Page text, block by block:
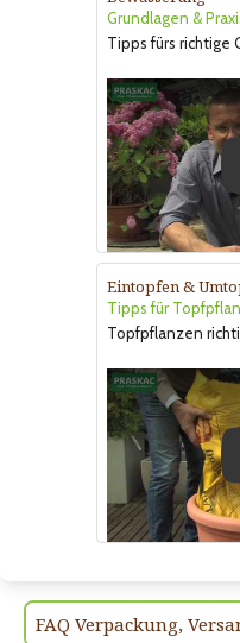
Grundlagen &
Tipps fürs richtige
Eintopfen &
Tipps für
Topfpflanzen
FAQ Verpackung,